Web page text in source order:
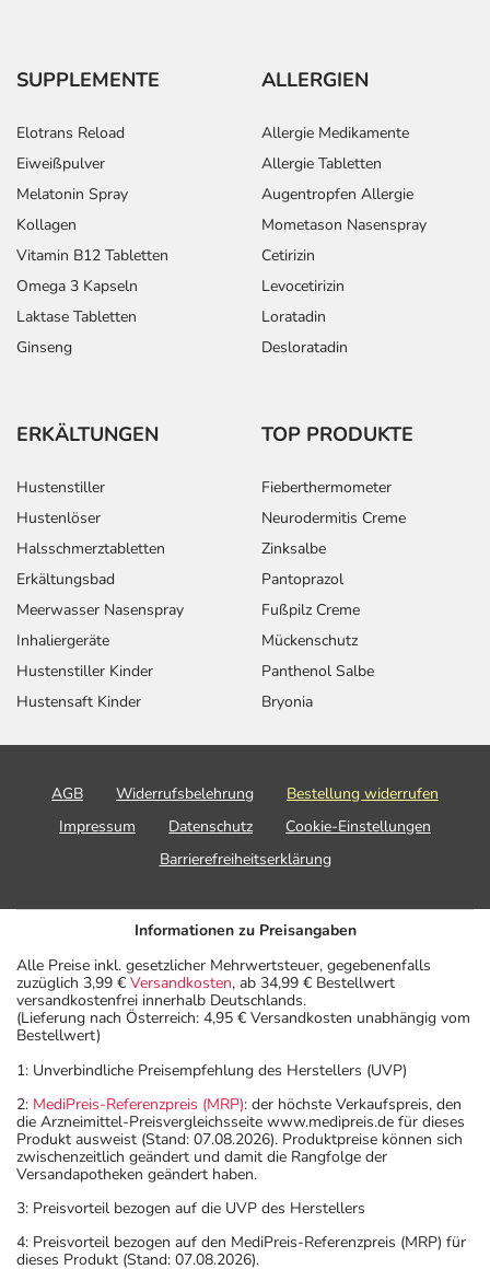
SUPPLEMENTE
Elotrans Reload
Eiweißpulver
Melatonin Spray
Kollagen
Vitamin B12 Tabletten
Omega 3 Kapseln
Laktase Tabletten
Ginseng
ALLERGIEN
Allergie Medikamente
Allergie Tabletten
Augentropfen Allergie
Mometason Nasenspray
Cetirizin
Levocetirizin
Loratadin
Desloratadin
ERKÄLTUNGEN
Hustenstiller
Hustenlöser
Halsschmerztabletten
Erkältungsbad
Meerwasser Nasenspray
Inhaliergeräte
Hustenstiller Kinder
Hustensaft Kinder
TOP PRODUKTE
Fieberthermometer
Neurodermitis Creme
Zinksalbe
Pantoprazol
Fußpilz Creme
Mückenschutz
Panthenol Salbe
Bryonia
AGB Widerrufsbelehrung
Bestellung widerrufen
Impressum
Datenschutz
Cookie-Einstellungen
Barrierefreiheitserklärung
Informationen zu Preisangaben
Alle Preise inkl. gesetzlicher Mehrwertsteuer, gegebenenfalls
zuzüglich 3,99 € Versandkosten, ab 34,99 € Bestellwert
versandkostenfrei innerhalb Deutschlands.
(Lieferung nach Österreich: 4,95 € Versandkosten unabhängig vom
Bestellwert)
1: Unverbindliche Preisempfehlung des Herstellers (UVP)
2: MediPreis-Referenzpreis (MRP): der höchste Verkaufspreis, den
die Arzneimittel-Preisvergleichsseite www.medipreis.de für dieses
Produkt ausweist (Stand: 07.08.2026). Produktpreise können sich
zwischenzeitlich geändert und damit die Rangfolge der
Versandapotheken geändert haben.
3: Preisvorteil bezogen auf die UVP des Herstellers
4: Preisvorteil bezogen auf den MediPreis-Referenzpreis (MRP) für
dieses Produkt (Stand: 07.08.2026).